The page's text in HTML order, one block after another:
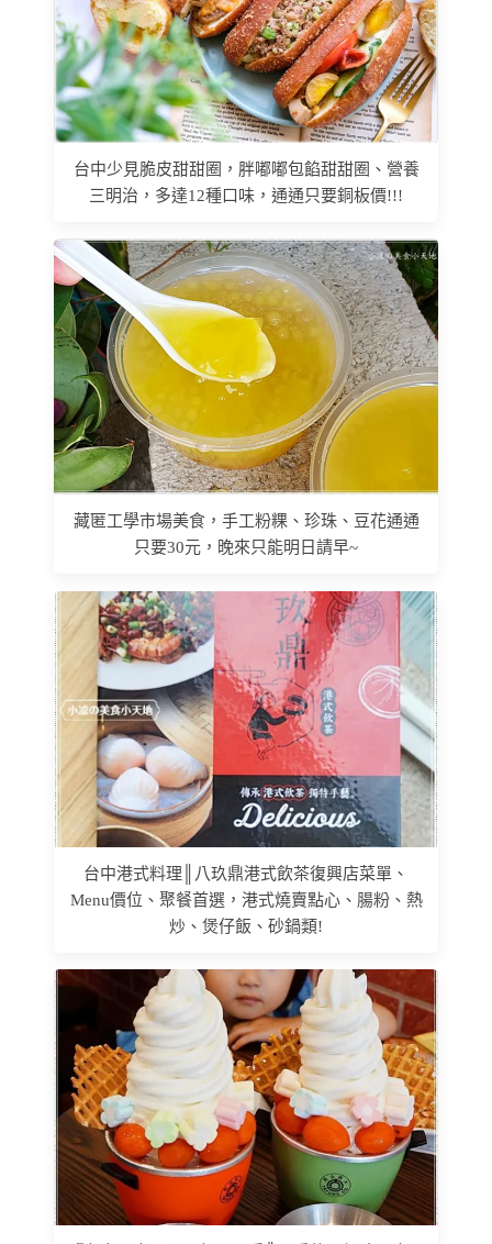
台中少見脆皮甜甜圈，胖嘟嘟包餡甜甜圈、營養
三明治，多達12種口味，通通只要銅板價!!!
藏匿工學市場美食，手工粉粿、珍珠、豆花通通
只要30元，晚來只能明日請早~
台中港式料理║八玖鼎港式飲茶復興店菜單、
Menu價位、聚餐首選，港式燒賣點心、腸粉、熱
炒、煲仔飯、砂鍋類!